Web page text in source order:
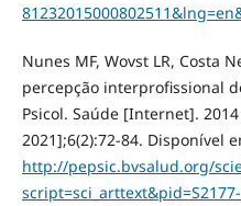
Nunes MF, Wovst LR, Costa
percepção interprofissional
Psicol. Saúde [Internet].
2021];6(2):72-84. Disponível
http://pepsic.bvsalud.org/
script=sci_arttext&pid=S2177-